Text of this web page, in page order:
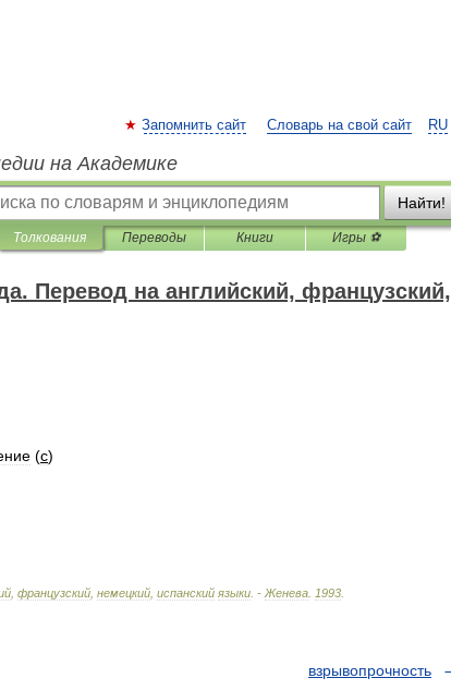
RU
Запомнить сайт Словарь на свой сайт
на Академике
Найти!
Толкования Переводы Книги Игры ⚽
Перевод на английский, французский,
(с)
французский немецкий испанский языки . - Женева 1993
взрывопрочность